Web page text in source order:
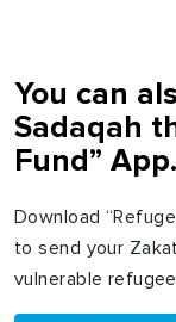
You can
Sadaqah
Fund” App.
Download
to send your
vulnerable